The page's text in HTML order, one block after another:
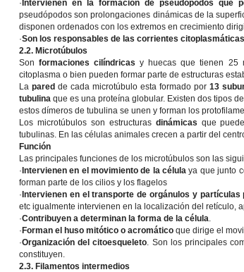
· Intervienen en la formación de pseudópodos
pseudópodos son prolongaciones dinámicas de la
disponen ordenados con los extremos en crecimiento
·Son los responsables de las corrientes
2.2. Microtúbulos
Sonformaciones cilíndricas y huecas que tienen 25
citoplasma o bien pueden formar parte de estructuras
La pared de cada microtúbulo esta formado por 13
tubulina que es una proteína globular. Existen dos tipos
estos dímeros de tubulina se unen y forman los
Los microtúbulos son estructuras dinámicas que
tubulinas. En las células animales crecen a partir del
Función
Las principales funciones de los microtúbulos son las
· Intervienen en el movimiento de la célula ya que junto
forman parte de los cilios y los flagelos
· Intervienen en el transporte de orgánulos y
etc igualmente intervienen en la localización del retículo,
·Contribuyen a determinan la forma de la célula.
· Forman el huso mitótico o acromático que dirige el
·Organización del citoesqueleto. Son los principales
constituyen.
2.3. Filamentos intermedios